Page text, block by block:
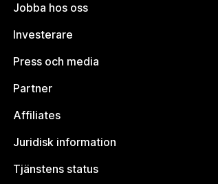
Jobba hos oss
Investerare
Press och media
Partner
Affiliates
Juridisk information
Tjänstens status